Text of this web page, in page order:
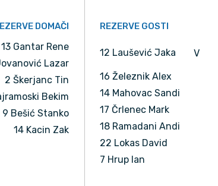
DOMAČI
13 Gantar Rene
Lazar
2 Škerjanc Tin
Bekim
9 Bešić Stanko
14 Kacin Zak
REZERVE GOSTI
12 Laušević Jaka V
16 Železnik Alex
14 Mahovac Sandi
17 Črlenec Mark
18 Ramadani Andi
22 Lokas David
7 Hrup Ian